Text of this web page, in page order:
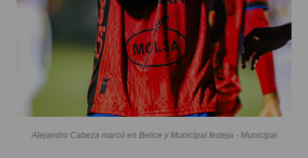
Alejandro Cabeza marcó en Belice y Municipal festeja - Municipal